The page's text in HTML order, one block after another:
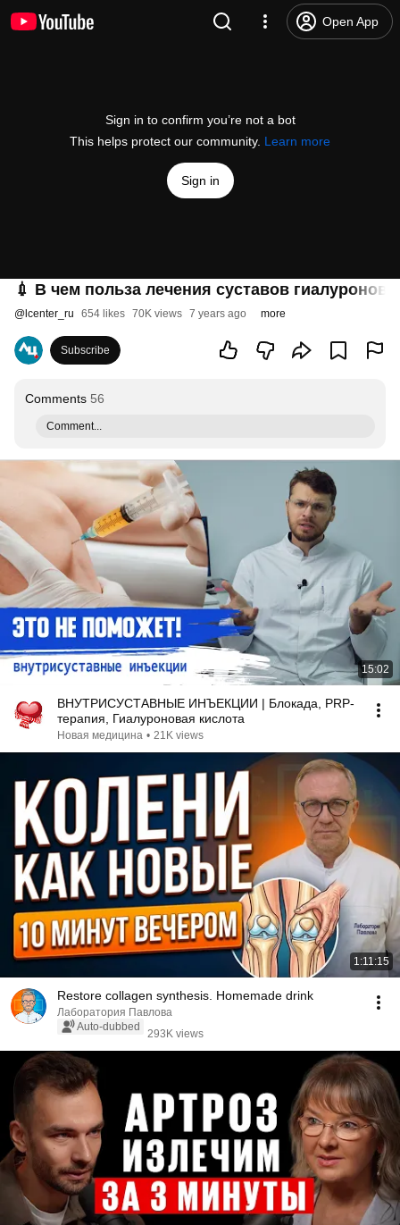
Open App
Sign in to confirm you’re not a bot
This helps protect our community. Learn more
Sign in
💉 В чем польза лечения суставов
@ lcenter_ru 654 likes 70K views 7 years ago more
Subscribe
Comments 56
Comment...
15:02
ВНУТРИСУСТАВНЫЕ ИНЪЕКЦИИ | Блокада, PRP-
терапия, Гиалуроновая кислота
Новая медицина • 21K views
1:11:15
Restore collagen synthesis. Homemade drink
Лаборатория Павлова
Auto-dubbed
293K views